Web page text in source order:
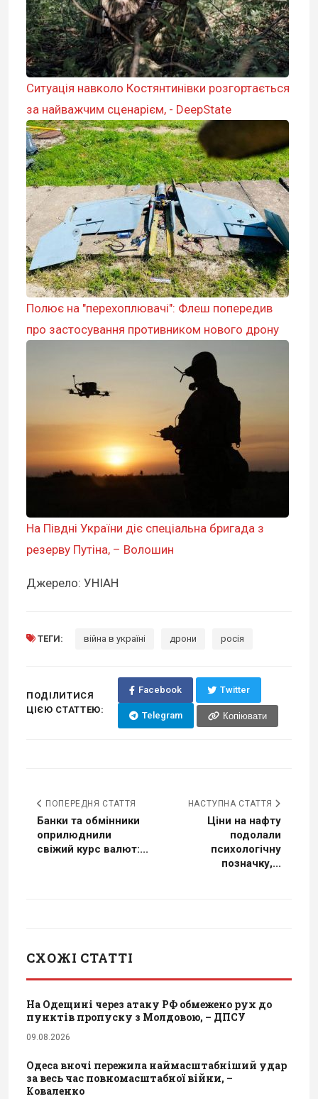
Ситуація навколо Костянтинівки розгортається
за найважчим сценарієм, - DeepState
Полює на "перехоплювачі": Флеш попередив
про застосування противником нового дрону
На Півдні України діє спеціальна бригада з
резерву Путіна, – Волошин
Джерело: УНІАН
ТЕГИ: війна в україні дрони росія
ПОДІЛИТИСЯ
ЦІЄЮ СТАТТЕЮ:
Facebook Twitter
Telegram Копіювати
ПОПЕРЕДНЯ СТАТТЯ
Банки та обмінники
оприлюднили
свіжий курс валют:...
НАСТУПНА СТАТТЯ
Ціни на нафту
подолали
психологічну
позначку,...
СХОЖІ СТАТТІ
На Одещині через атаку РФ обмежено рух до
пунктів пропуску з Молдовою, – ДПСУ
09.08.2026
Одеса вночі пережила наймасштабніший удар
за весь час повномасштабної війни, –
Коваленко